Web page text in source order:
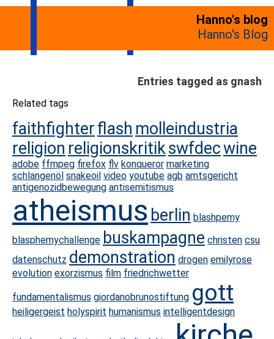
Hanno's blog
Hanno's Blog
Entries tagged as gnash
Related tags
faithfighterflash molleindustria
religion religionskritikswfdecwine
adobe ffmpeg firefox flv konqueror marketing
schlangenöl snakeoil video youtube agb amtsgericht
antigenozidbewegung antisemitismus
atheismus berlin blashpemy
blasphemychallenge buskampagne christen csu
datenschutz demonstration drogen emilyrose
evolution exorzismus film friedrichwetter
fundamentalismus giordanobrunostiftung gott
heiligergeist holyspirit humanismus intelligentdesign